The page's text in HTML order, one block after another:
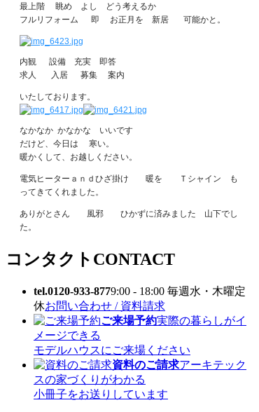
最上階 眺め よし どう考えるか
フルリフォーム 即 お正月を 新居 可能かと。
内観 設備 充実 即答
求人 入居 募集 案内
いたしております。
なかなか かなかな いいです
だけど、今日は 寒い。
暖かくして、お越しください。
電気ヒーターａｎｄひざ掛け 暖を Ｔシャイン も
ってきてくれました。
ありがとさん 風邪 ひかずに済みました 山下でし
た。
コンタクト CONTACT
tel.0120-933-8779:00 - 18:00 毎週水・木曜定
休お問い合わせ / 資料請求
ご来場予約実際の暮らしがイ
メージできる
モデルハウスにご来場ください
資料のご請求アーキテック
スの家づくりがわかる
小冊子をお送りしています